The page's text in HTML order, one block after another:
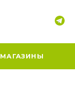
МАГАЗИНЫ